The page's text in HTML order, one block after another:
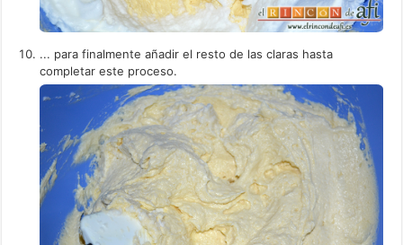
... para finalmente añadir el resto de las claras hasta
completar este proceso.